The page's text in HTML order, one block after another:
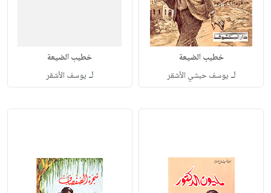
خطيب الضيعة
لـ يوسف حبشي الأشقر
خطيب الضيعة
لـ يوسف الأشقر